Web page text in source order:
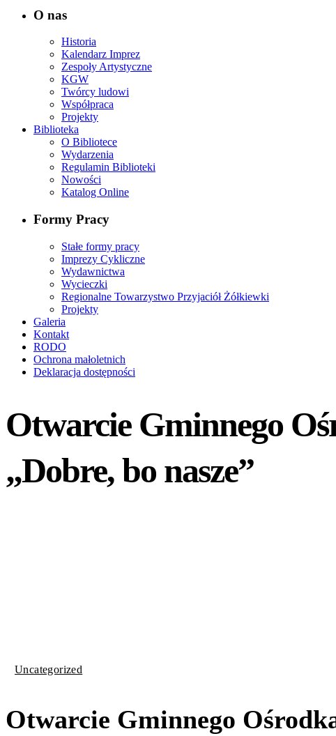
O nas
Historia
Kalendarz Imprez
Zespoły Artystyczne
KGW
Twórcy ludowi
Współpraca
Projekty
Biblioteka
O Bibliotece
Wydarzenia
Regulamin Biblioteki
Nowości
Katalog Online
Formy Pracy
Stałe formy pracy
Imprezy Cykliczne
Wydawnictwa
Wycieczki
Regionalne Towarzystwo Przyjaciół Żółkiewki
Projekty
Galeria
Kontakt
RODO
Ochrona małoletnich
Deklaracja dostępności
Otwarcie Gminnego
„Dobre, bo nasze”
Uncategorized
Otwarcie Gminnego